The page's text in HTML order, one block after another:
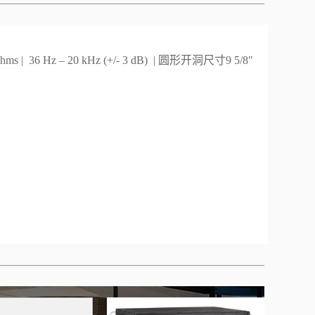
| 36 Hz – 20 kHz (+/- 3 dB) | 圆形开洞尺寸9 5/8"